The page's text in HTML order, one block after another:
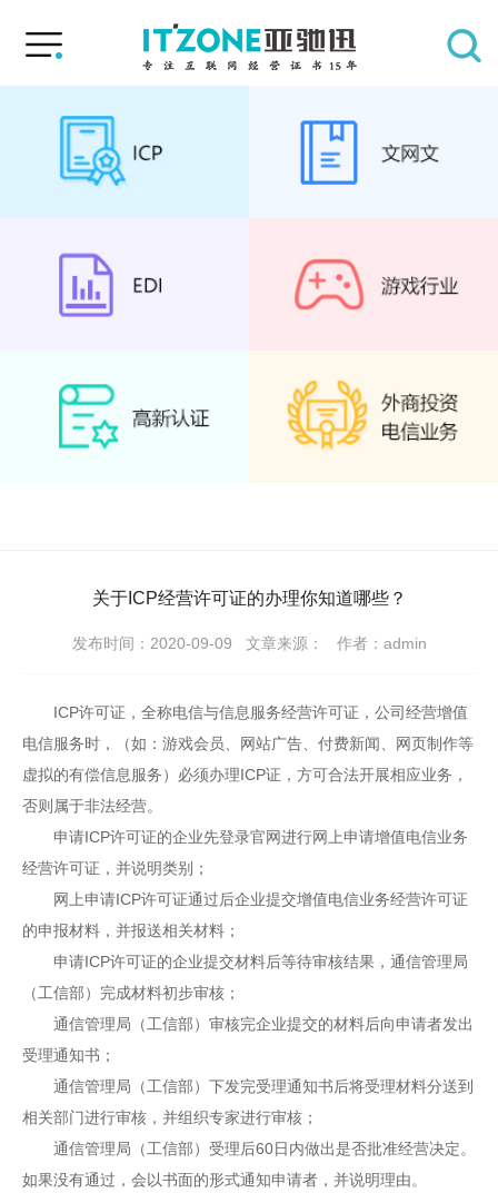
关于ICP经营许可证的办理​你知道哪些？
发布时间：2020-09-09 文章来源： 作者：admin
ICP许可证，全称电信与信息服务经营许可证，公司经营增值
电信服务时，（如：游戏会员、网站广告、付费新闻、网页制作等
虚拟的有偿信息服务）必须办理ICP证，方可合法开展相应业务，
否则属于非法经营。
申请ICP许可证的企业先登录官网进行网上申请增值电信业务
经营许可证，并说明类别；
网上申请ICP许可证通过后企业提交增值电信业务经营许可证
的申报材料，并报送相关材料；
申请ICP许可证的企业提交材料后等待审核结果，通信管理局
（工信部）完成材料初步审核；
通信管理局（工信部）审核完企业提交的材料后向申请者发出
受理通知书；
通信管理局（工信部）下发完受理通知书后将受理材料分送到
相关部门进行审核，并组织专家进行审核；
通信管理局（工信部）受理后60日内做出是否批准经营决定。
如果没有通过，会以书面的形式通知申请者，并说明理由。